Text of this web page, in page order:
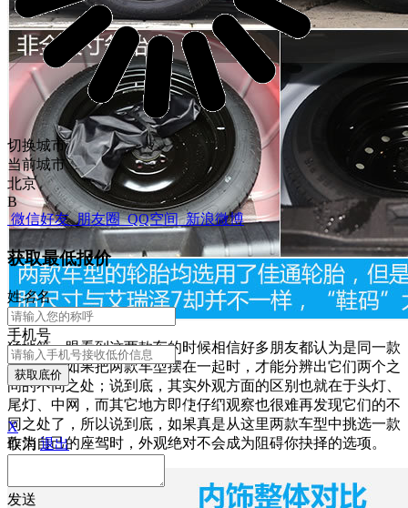
猛地第一眼看到这两款车的时候相信好多朋友都认为是同一款
车型，但如果把两款车型摆在一起时，才能分辨出它们两个之
间的不同之处；说到底，其实外观方面的区别也就在于头灯、
尾灯、中网，而其它地方即使仔细观察也很难再发现它们的不
同之处了，所以说到底，如果真是从这里两款车型中挑选一款
作为自己的座驾时，外观绝对不会成为阻碍你抉择的选项。
切换城市
当前城市
北京
B
微信好友 朋友圈 QQ空间 新浪微博
获取最低报价
姓名名
手机号
获取底价
X
取消 退出
发送